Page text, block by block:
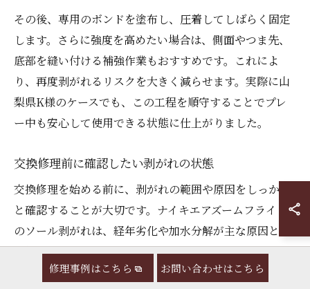
その後、専用のボンドを塗布し、圧着してしばらく固定
します。さらに強度を高めたい場合は、側面やつま先、
底部を縫い付ける補強作業もおすすめです。これによ
り、再度剥がれるリスクを大きく減らせます。実際に山
梨県K様のケースでも、この工程を順守することでプレ
ー中も安心して使用できる状態に仕上がりました。
交換修理前に確認したい剥がれの状態
交換修理を始める前に、剥がれの範囲や原因をしっかり
と確認することが大切です。ナイキエアズームフライト
のソール剥がれは、経年劣化や加水分解が主な原因とな
る場合が多く、靴底が一部だけでなく全体的に浮いてい
るケースも少なくありません。
修理事例はこちら お問い合わせはこちら